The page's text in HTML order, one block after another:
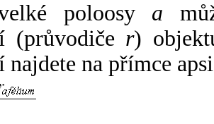
poloosy a
(průvodiče r)
najdete na přímce